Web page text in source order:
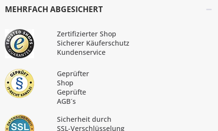
MEHRFACH ABGESICHERT
Zertifizierter Shop
Sicherer Käuferschutz
Kundenservice
Geprüfter
Shop
Geprüfte
AGB´s
Sicherheit durch
SSL-Verschlüsselung